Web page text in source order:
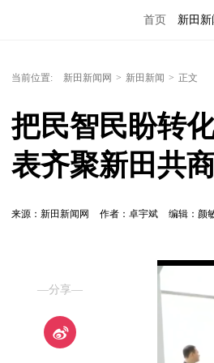
首页 新田新
当前位置: 新田新闻网 > 新田新闻 > 正文
把民智民盼转
表齐聚新田共
来源：新田新闻网 作者：卓宇斌 编辑：颜
—分享—